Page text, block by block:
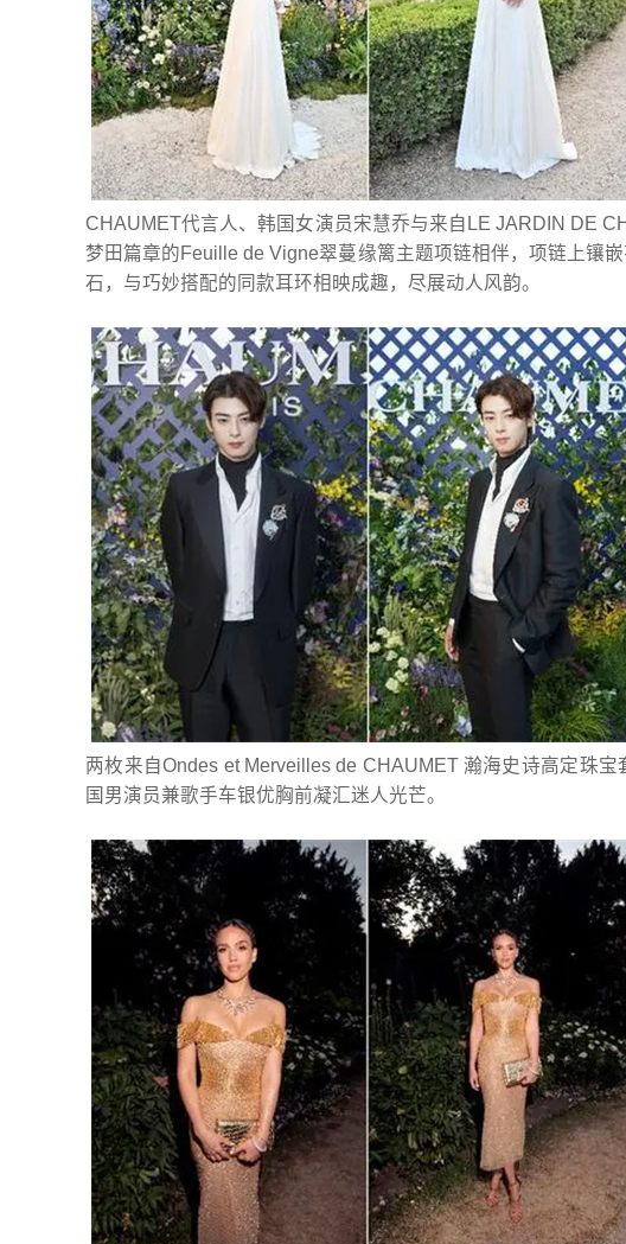
CHAUMET代言人、韩国女演员宋慧乔与来自LE JARDIN DE
梦田篇章的Feuille de Vigne翠蔓缘篱主题项链相伴，项链上镶
石，与巧妙搭配的同款耳环相映成趣，尽展动人风韵。
两枚来自Ondes et Merveilles de CHAUMET 瀚海史诗高定珠
国男演员兼歌手车银优胸前凝汇迷人光芒。